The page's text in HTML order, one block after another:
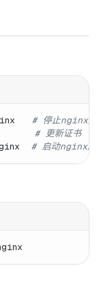
# 停止nginx服务
# 更新证书
# 启动nginx服务